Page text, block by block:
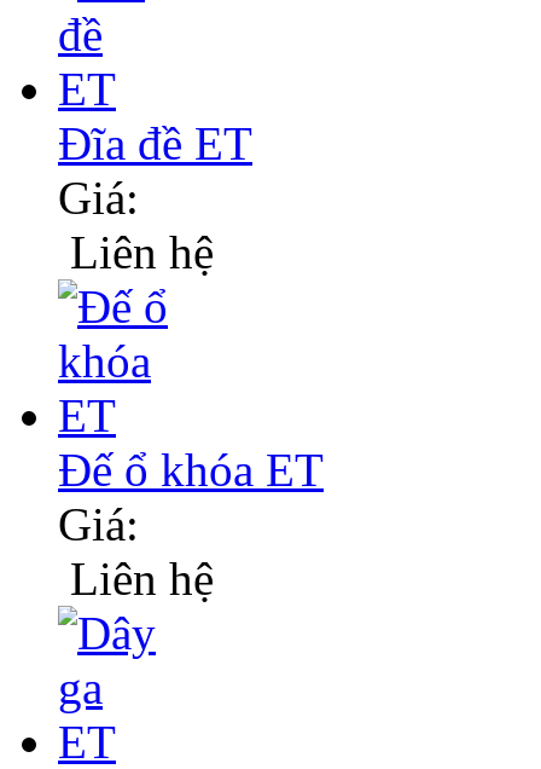
Đĩa đề ET
Giá:
Liên hệ
Đế ổ khóa ET
Giá:
Liên hệ